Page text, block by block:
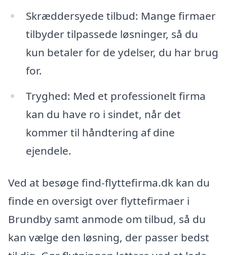
Skræddersyede tilbud: Mange firmaer
tilbyder tilpassede løsninger, så du
kun betaler for de ydelser, du har brug
for.
Tryghed: Med et professionelt firma
kan du have ro i sindet, når det
kommer til håndtering af dine
ejendele.
Ved at besøge find-flyttefirma.dk kan du
finde en oversigt over flyttefirmaer i
Brundby samt anmode om tilbud, så du
kan vælge den løsning, der passer bedst